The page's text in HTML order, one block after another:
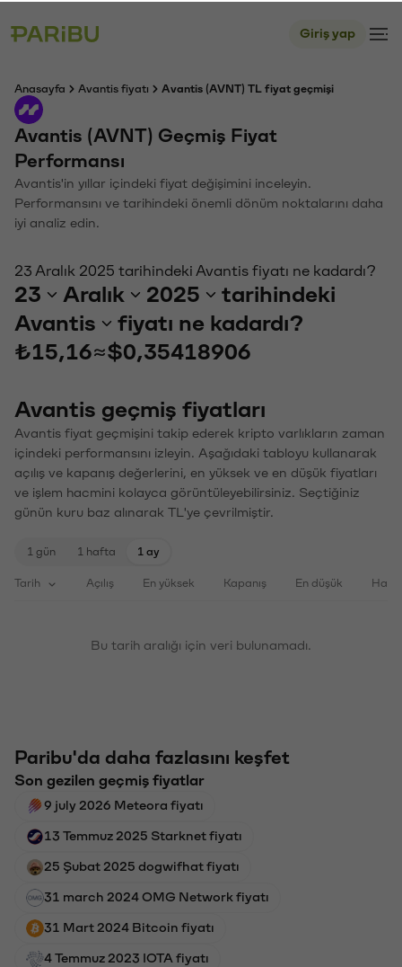
Giriş yap
Anasayfa Avantis fiyatı Avantis (AVNT) TL fiyat geçmişi
Avantis (AVNT) Geçmiş Fiyat
Performansı
Avantis'in yıllar içindeki fiyat değişimini inceleyin.
Performansını ve tarihindeki önemli dönüm noktalarını daha
iyi analiz edin.
23 Aralık 2025 tarihindeki Avantis fiyatı ne kadardı?
23 Aralık 2025
tarihindeki
Avantis
fiyatı ne kadardı?
₺15,16≈$0,35418906
Avantis geçmiş fiyatları
Avantis fiyat geçmişini takip ederek kripto varlıkların zaman
içindeki performansını izleyin. Aşağıdaki tabloyu kullanarak
açılış ve kapanış değerlerini, en yüksek ve en düşük fiyatları
ve işlem hacmini kolayca görüntüleyebilirsiniz. Seçtiğiniz
günün kuru baz alınarak TL'ye çevrilmiştir.
1 gün 1 hafta 1 ay
Tarih Açılış En yüksek Kapanış En düşük
Bu tarih aralığı için veri bulunamadı.
Paribu'da daha fazlasını keşfet
Son gezilen geçmiş fiyatlar
9 july 2026 Meteora fiyatı
13 Temmuz 2025 Starknet fiyatı
25 Şubat 2025 dogwifhat fiyatı
31 march 2024 OMG Network fiyatı
31 Mart 2024 Bitcoin fiyatı
4 Temmuz 2023 IOTA fiyatı